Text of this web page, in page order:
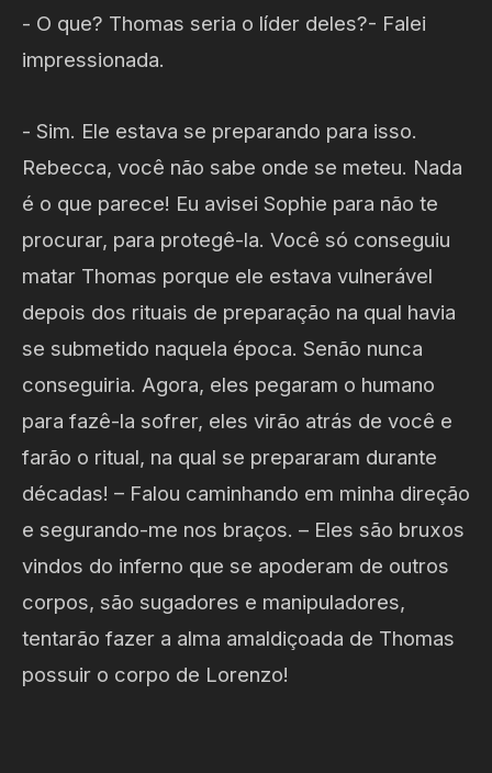
- O que? Thomas seria o líder deles?- Falei
impressionada.
- Sim. Ele estava se preparando para isso.
Rebecca, você não sabe onde se meteu. Nada
é o que parece! Eu avisei Sophie para não te
procurar, para protegê-la. Você só conseguiu
matar Thomas porque ele estava vulnerável
depois dos rituais de preparação na qual havia
se submetido naquela época. Senão nunca
conseguiria. Agora, eles pegaram o humano
para fazê-la sofrer, eles virão atrás de você e
farão o ritual, na qual se prepararam durante
décadas! – Falou caminhando em minha direção
e segurando-me nos braços. – Eles são bruxos
vindos do inferno que se apoderam de outros
corpos, são sugadores e manipuladores,
tentarão fazer a alma amaldiçoada de Thomas
possuir o corpo de Lorenzo!